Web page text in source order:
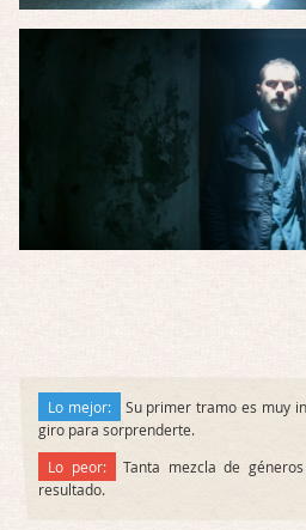
Lo mejor:
Su primer tramo es muy
giro para sorprenderte.
Lo peor:
Tanta mezcla de
resultado.